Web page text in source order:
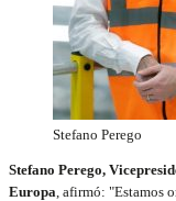
Stefano Perego
Stefano Perego,
Europa , afirmó: "Estamos